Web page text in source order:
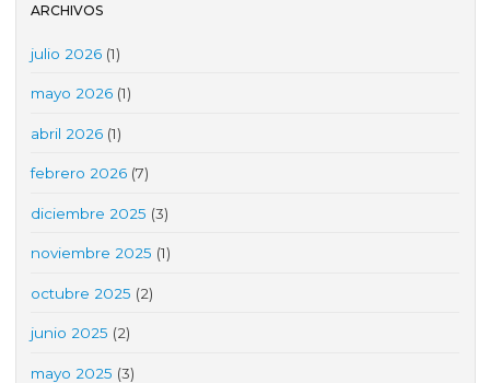
ARCHIVOS
julio 2026 (1)
mayo 2026 (1)
abril 2026 (1)
febrero 2026 (7)
diciembre 2025 (3)
noviembre 2025 (1)
octubre 2025 (2)
junio 2025 (2)
mayo 2025 (3)